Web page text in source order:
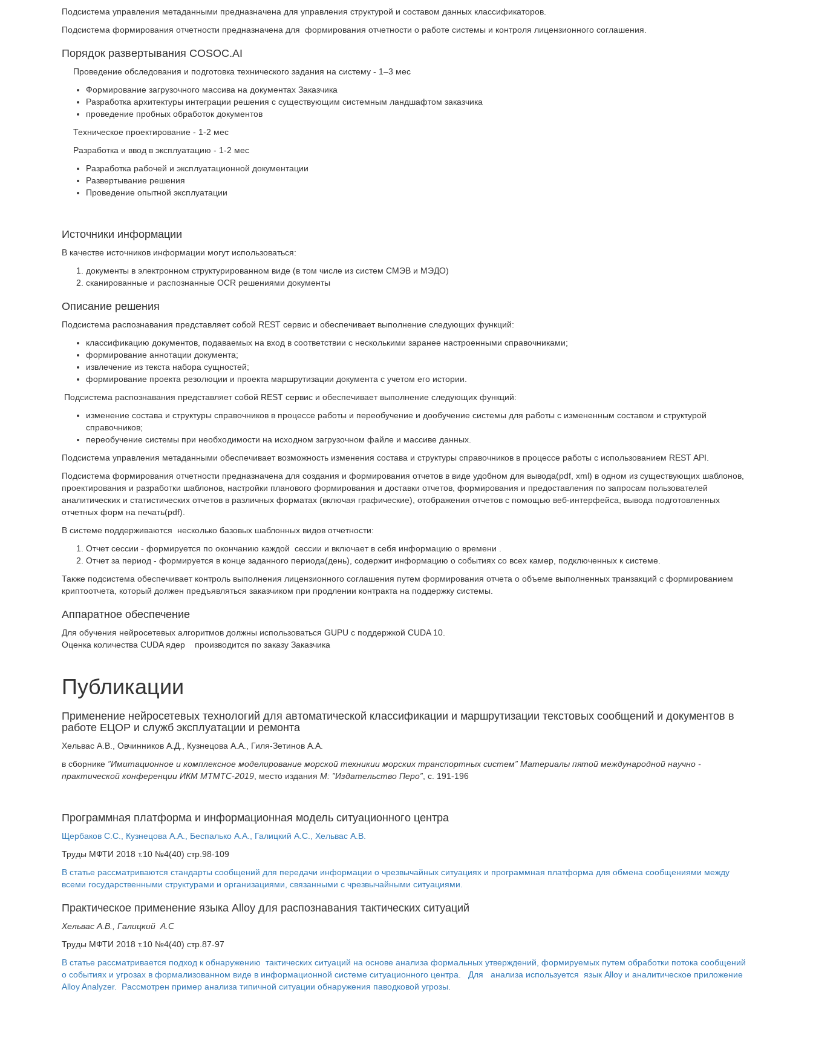
Подсистема управления метаданными предназначена для управления структурой и составом данных классификаторов.
Подсистема формирования отчетности предназначена для формирования отчетности о работе системы и контроля лицензионного соглашения.
Порядок развертывания COSOC.AI
Проведение обследования и подготовка технического задания на систему - 1–3 мес
Формирование загрузочного массива на документах Заказчика
Разработка архитектуры интеграции решения с существующим системным ландшафтом заказчика
проведение пробных обработок документов
Техническое проектирование - 1-2 мес
Разработка и ввод в эксплуатацию - 1-2 мес
Разработка рабочей и эксплуатационной документации
Развертывание решения
Проведение опытной эксплуатации
Источники информации
В качестве источников информации могут использоваться:
документы в электронном структурированном виде (в том числе из систем СМЭВ и МЭДО)
сканированные и распознанные OCR решениями документы
Описание решения
Подсистема распознавания представляет собой REST сервис и обеспечивает выполнение следующих функций:
классификацию документов, подаваемых на вход в соответствии с несколькими заранее настроенными справочниками;
формирование аннотации документа;
извлечение из текста набора сущностей;
формирование проекта резолюции и проекта маршрутизации документа с учетом его истории.
Подсистема распознавания представляет собой REST сервис и обеспечивает выполнение следующих функций:
изменение состава и структуры справочников в процессе работы и переобучение и дообучение системы для работы с измененным составом и структурой
справочников;
переобучение системы при необходимости на исходном загрузочном файле и массиве данных.
Подсистема управления метаданными обеспечивает возможность изменения состава и структуры справочников в процессе работы с использованием REST API.
Подсистема формирования отчетности предназначена для создания и формирования отчетов в виде удобном для вывода(pdf, xml) в одном из существующих шаблонов,
проектирования и разработки шаблонов, настройки планового формирования и доставки отчетов, формирования и предоставления по запросам пользователей
аналитических и статистических отчетов в различных форматах (включая графические), отображения отчетов с помощью веб-интерфейса, вывода подготовленных
отчетных форм на печать(pdf).
В системе поддерживаются несколько базовых шаблонных видов отчетности:
Отчет сессии - формируется по окончанию каждой сессии и включает в себя информацию о времени .
Отчет за период - формируется в конце заданного периода(день), содержит информацию о событиях со всех камер, подключенных к системе.
Также подсистема обеспечивает контроль выполнения лицензионного соглашения путем формирования отчета о объеме выполненных транзакций с формированием
криптоотчета, который должен предъявляться заказчиком при продлении контракта на поддержку системы.
Аппаратное обеспечение
Для обучения нейросетевых алгоритмов должны использоваться GUPU с поддержкой CUDA 10.
Оценка количества CUDA ядер производится по заказу Заказчика
Публикации
Применение нейросетевых технологий для автоматической классификации и маршрутизации текстовых сообщений и документов в
работе ЕЦОР и служб эксплуатации и ремонта
Хельвас А.В., Овчинников А.Д., Кузнецова А.А., Гиля-Зетинов А.А.
в сборнике ”Имитационное и комплексное моделирование морской техникии морских транспортных систем” Материалы пятой международной научно -
практической конференции ИКМ МТМТС-2019 , место издания М: ”Издательство Перо” , с. 191-196
Программная платформа и информационная модель ситуационного центра
Щербаков С.С., Кузнецова А.А., Беспалько А.А., Галицкий А.С., Хельвас А.В.
Труды МФТИ 2018 т.10 №4(40) стр.98-109
В статье рассматриваются стандарты сообщений для передачи информации о чрезвычайных ситуациях и программная платформа для обмена сообщениями между
всеми государственными структурами и организациями, связанными с чрезвычайными ситуациями.
Практическое применение языка Alloy для распознавания тактических ситуаций
Хельвас A.B., Галицкий A.С
Труды МФТИ 2018 т.10 №4(40) стр.87-97
В статье рассматривается подход к обнаружению тактических ситуаций на основе анализа формальных утверждений, формируемых путем обработки потока сообщений
о событиях и угрозах в формализованном виде в информационной системе ситуационного центра. Для анализа используется язык Alloy и аналитическое приложение
Alloy Analyzer. Рассмотрен пример анализа типичной ситуации обнаружения паводковой угрозы.